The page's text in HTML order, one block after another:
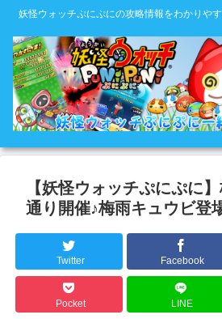
妖怪ウォッチぷにぷにの攻略情報をわかりや
【妖怪ウォッチぷにぷに
通り開催♪梅雨キュウビ登
Twitter Facebook
Pocket LINE